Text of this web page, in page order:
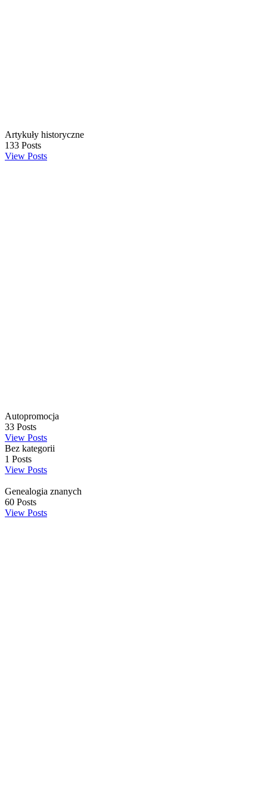
Artykuły historyczne
133 Posts
View Posts
Autopromocja
33 Posts
View Posts
Bez kategorii
1 Posts
View Posts
Genealogia znanych
60 Posts
View Posts